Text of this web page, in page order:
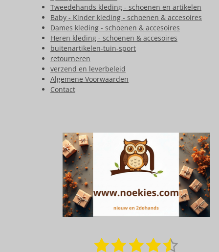
Tweedehands kleding - schoenen en artikelen
Baby - Kinder kleding - schoenen & accesoires
Dames kleding - schoenen & accesoires
Heren kleding - schoenen & accesoires
buitenartikelen-tuin-sport
retourneren
verzend en leverbeleid
Algemene Voorwaarden
Contact
1 2 3 4 5